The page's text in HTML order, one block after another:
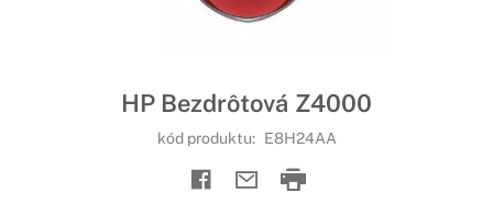
HP Bezdrôtová Z4000
kód produktu: E8H24AA